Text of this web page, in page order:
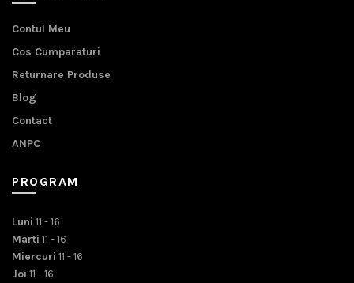
Contul Meu
Cos Cumparaturi
Returnare Produse
Blog
Contact
ANPC
PROGRAM
Luni 11 - 16
Marti 11 - 16
Miercuri 11 - 16
Joi 11 - 16